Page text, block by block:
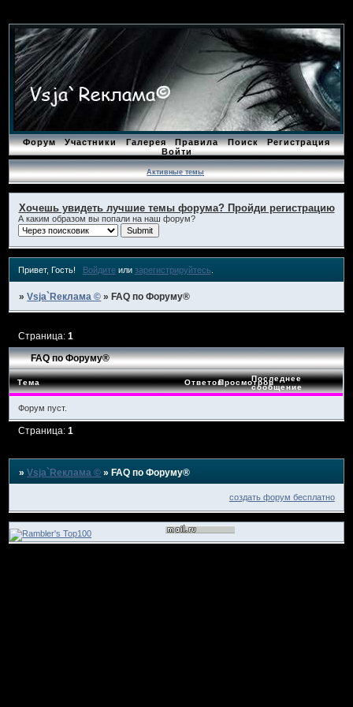
Форум Участники Галерея Правила Поиск
Регистрация
Войти
Активные темы
Хочешь увидеть лучшие темы форума? Пройди регистрацию
А каким образом вы попали на наш форум?
Привет, Гость! Войдитеили зарегистрируйтесь
»Vsja`Rеклама © » FAQ по Форуму®
FAQ по Форуму®
Страница:1
Тема ОтветовПросмотровПоследнее
сообщение
Форум пуст.
Страница:1
»Vsja`Rеклама © »FAQ по Форуму®
создать форум бесплатно